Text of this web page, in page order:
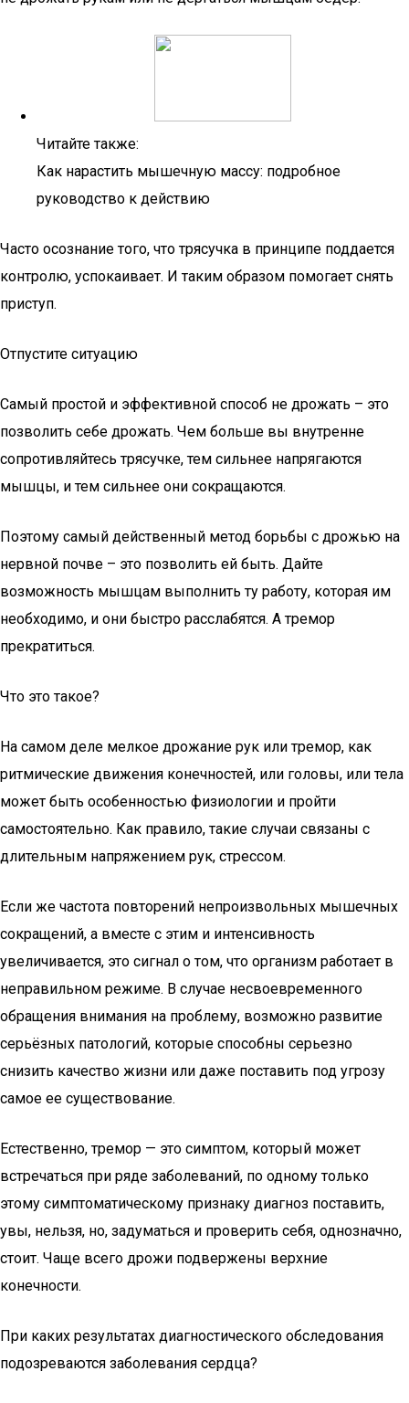
Читайте также:
Как нарастить мышечную массу: подробное
руководство к действию
Часто осознание того, что трясучка в принципе поддается
контролю, успокаивает. И таким образом помогает снять
приступ.
Отпустите ситуацию
Самый простой и эффективной способ не дрожать – это
позволить себе дрожать. Чем больше вы внутренне
сопротивляйтесь трясучке, тем сильнее напрягаются
мышцы, и тем сильнее они сокращаются.
Поэтому самый действенный метод борьбы с дрожью на
нервной почве – это позволить ей быть. Дайте
возможность мышцам выполнить ту работу, которая им
необходимо, и они быстро расслабятся. А тремор
прекратиться.
Что это такое?
На самом деле мелкое дрожание рук или тремор, как
ритмические движения конечностей, или головы, или тела
может быть особенностью физиологии и пройти
самостоятельно. Как правило, такие случаи связаны с
длительным напряжением рук, стрессом.
Если же частота повторений непроизвольных мышечных
сокращений, а вместе с этим и интенсивность
увеличивается, это сигнал о том, что организм работает в
неправильном режиме. В случае несвоевременного
обращения внимания на проблему, возможно развитие
серьёзных патологий, которые способны серьезно
снизить качество жизни или даже поставить под угрозу
самое ее существование.
Естественно, тремор — это симптом, который может
встречаться при ряде заболеваний, по одному только
этому симптоматическому признаку диагноз поставить,
увы, нельзя, но, задуматься и проверить себя, однозначно,
стоит. Чаще всего дрожи подвержены верхние
конечности.
При каких результатах диагностического обследования
подозреваются заболевания сердца?